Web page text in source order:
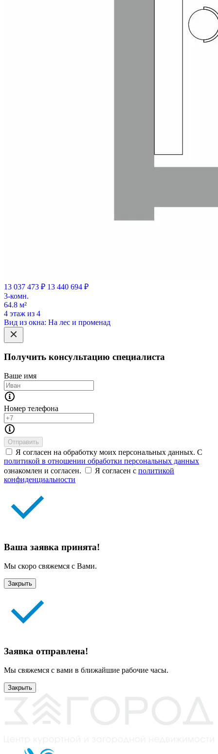
13 037 473 ₽ 13 440 694 ₽
3-комн.
64.8 м²
4 этаж из 4
Вид из окна: На лес и променад
Получить консультацию специалиста
Ваше имя
Номер телефона
Отправить
Я согласен на обработку моих персональных данных. С
политикой в отношении обработки персональных данных
ознакомлен и согласен.
Я согласен с политикой
конфиденциальности
Ваша заявка принята!
Мы скоро свяжемся с Вами.
Закрыть
Заявка отправлена!
Мы свяжемся с вами в ближайшие рабочие часы.
Закрыть